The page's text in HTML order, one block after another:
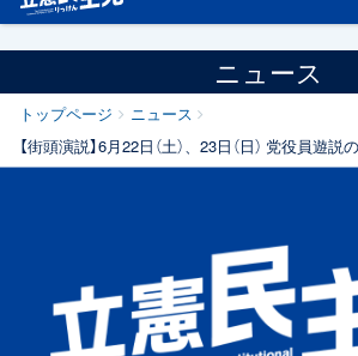
ニュース
トップページ
ニュース
【街頭演説】6月22日（土）、23日（日） 党役員遊説